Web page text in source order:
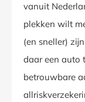
vanuit
plekken wilt
(en sneller)
daar een auto
betrouwbare